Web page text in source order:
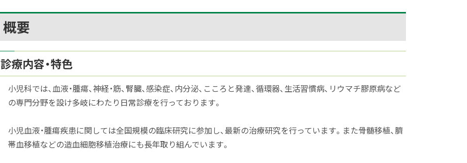
ト
ッ
に
戻
る
概要
診療内容・特色
小児科では、血液・腫瘍、神経・筋、腎臓、感染症、内分泌、こころと発達、循環器、生活習慣病、リウマチ膠原病など
の専門分野を設け多岐にわたり日常診療を行っております。
小児血液・腫瘍疾患に関しては全国規模の臨床研究に参加し、最新の治療研究を行っています。また骨髄移植、臍
帯血移植などの造血細胞移植治療にも長年取り組んでいます。